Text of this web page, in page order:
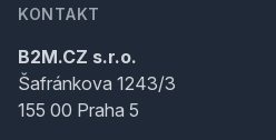
KONTAKT
B2M.CZ s.r.o.
Šafránkova 1243/3
155 00 Praha 5